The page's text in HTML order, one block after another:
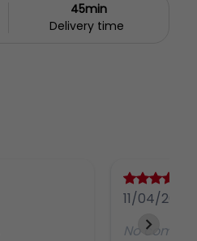
45min
Delivery time
11/04/26
No